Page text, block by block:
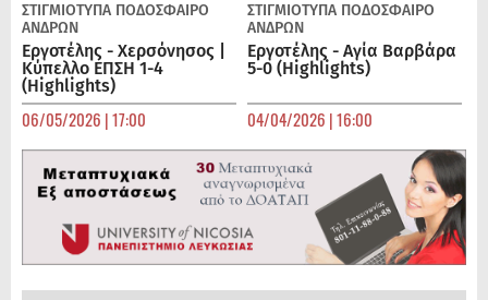
ΣΤΙΓΜΙΟΤΥΠΑ ΠΟΔΌΣΦΑΙΡΟ
ΑΝΔΡΏΝ
Εργοτέλης - Χερσόνησος |
Κύπελλο ΕΠΣΗ 1-4
(Highlights)
06/05/2026 | 17:00
ΣΤΙΓΜΙΟΤΥΠΑ ΠΟΔΌΣΦΑΙΡΟ
ΑΝΔΡΏΝ
Εργοτέλης - Αγία Βαρβάρα
5-0 (Highlights)
04/04/2026 | 16:00